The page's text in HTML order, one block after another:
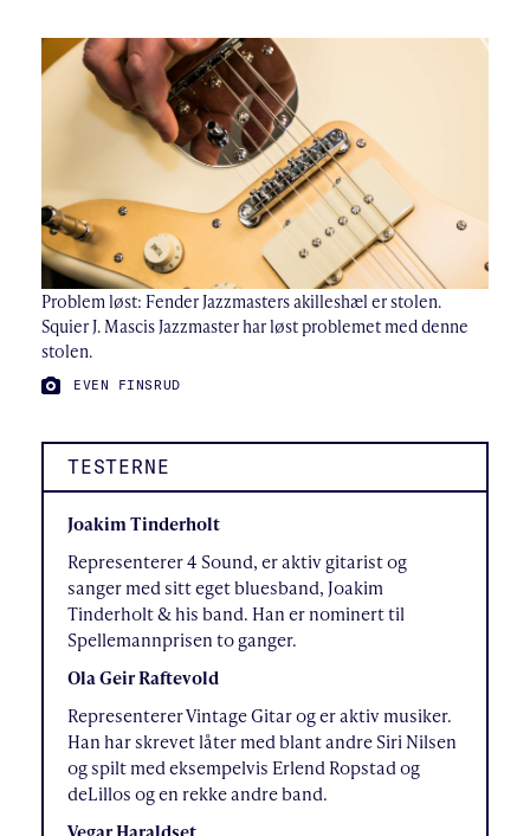
Problem løst: Fender Jazzmasters akilleshæl er stolen.
Squier J. Mascis Jazzmaster har løst problemet med denne
stolen.
FOTO:
EVEN FINSRUD
TESTERNE
Joakim Tinderholt
Representerer 4 Sound, er aktiv gitarist og
sanger med sitt eget bluesband, Joakim
Tinderholt & his band. Han er nominert til
Spellemannprisen to ganger.
Ola Geir Raftevold
Representerer Vintage Gitar og er aktiv musiker.
Han har skrevet låter med blant andre Siri Nilsen
og spilt med eksempelvis Erlend Ropstad og
deLillos og en rekke andre band.